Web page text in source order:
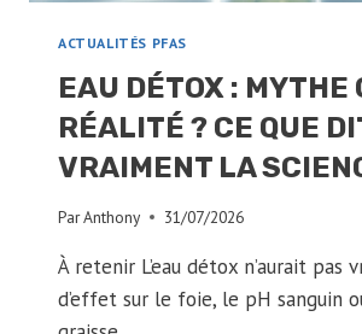
ACTUALITÉS PFAS
EAU DÉTOX : MYTHE
RÉALITÉ ? CE QUE
VRAIMENT LA
ParAnthony 31/07/2026
À retenir L’eau détox n’aurait pas
d’effet sur le foie, le pH sanguin